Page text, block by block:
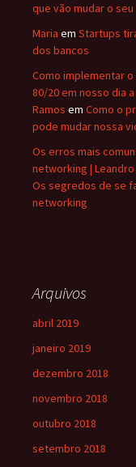
que vão mudar o
Maria em Startups
dos bancos
Como implementar
80/20 em nosso dia
Ramos em Como o
pode mudar nossa
Os erros mais
networking | Leandro
Os segredos de se
networking
Arquivos
abril 2019
janeiro 2019
dezembro 2018
novembro 2018
outubro 2018
setembro 2018